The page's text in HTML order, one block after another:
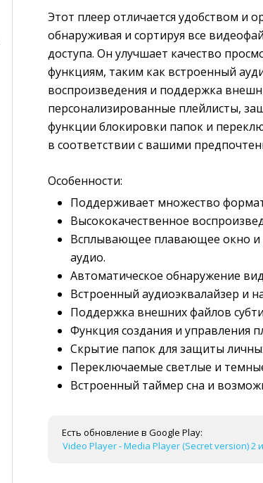
Этот плеер отличается удобством и
обнаруживая и сортируя все
доступа. Он улучшает качество
функциям, таким как встроенный
воспроизведения и поддержка
персонализированные плейлисты,
функции блокировки папок и
в соответствии с вашими
Особенности:
Поддерживает множество
Высококачественное
Всплывающее плавающее окно и
аудио.
Автоматическое обнаружение
Встроенный аудиоэквалайзер и
Поддержка внешних файлов
Функция создания и управления
Скрытие папок для защиты
Переключаемые светлые и
Встроенный таймер сна и
Есть обновление в Google Play:
Video Player - Media Player (Secret version) 2